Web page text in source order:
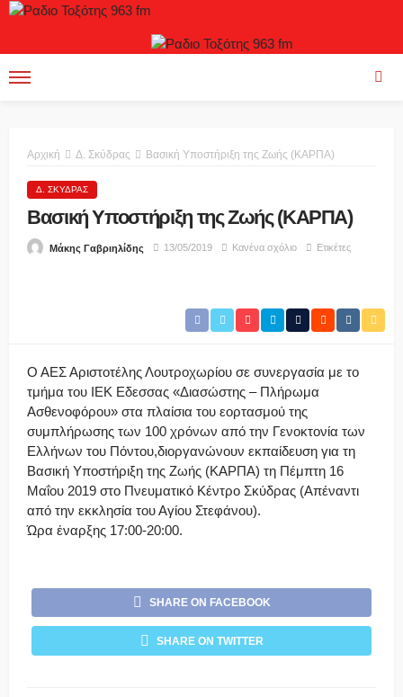
Αρχική Δ. Σκύδρας Βασική Υποστήριξη της Ζωής (ΚΑΡΠΑ)
Δ. ΣΚΎΔΡΑΣ
Βασική Υποστήριξη της Ζωής (ΚΑΡΠΑ)
Μάκης Γαβριηλίδης 13/05/2019 Κανένα σχόλιο Ετικέτες
Ο ΑΕΣ Αριστοτέλης Λουτροχωρίου σε συνεργασία με το
τμήμα του ΙΕΚ Εδεσσας «Διασώστης – Πλήρωμα
Ασθενοφόρου» στα πλαίσια του εορτασμού της
συμπλήρωσης των 100 χρόνων από την Γενοκτονία των
Ελλήνων του Πόντου,διοργανώνουν εκπαίδευση για τη
Βασική Υποστήριξη της Ζωής (ΚΑΡΠΑ) τη Πέμπτη 16
Μαΐου 2019 στο Πνευματικό Κέντρο Σκύδρας (Απέναντι
από την εκκλησία του Αγίου Στεφάνου).
Ώρα έναρξης 17:00-20:00.
SHARE ON FACEBOOK
SHARE ON TWITTER